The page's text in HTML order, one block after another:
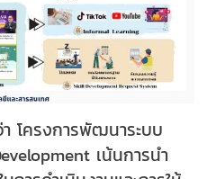
โครงการพัฒนาระบบ
เน้นการนำ